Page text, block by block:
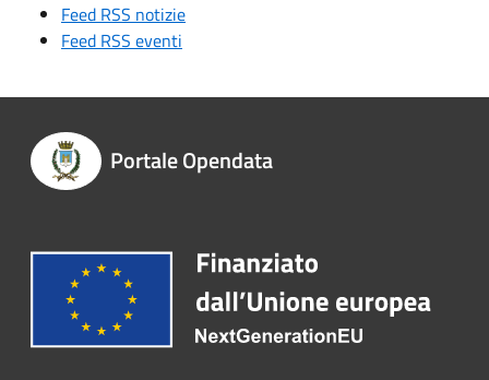
Feed RSS notizie
Feed RSS eventi
Portale Opendata